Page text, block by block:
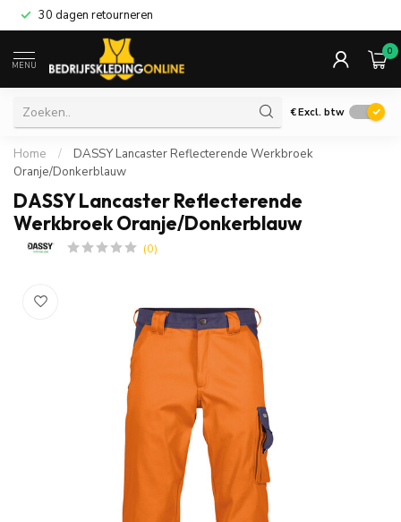
30 dagen retourneren
MENU
0
€Excl. btw
Home /
DASSY Lancaster Reflecterende Werkbroek
Oranje/Donkerblauw
DASSY Lancaster Reflecterende
Werkbroek Oranje/Donkerblauw
(0)